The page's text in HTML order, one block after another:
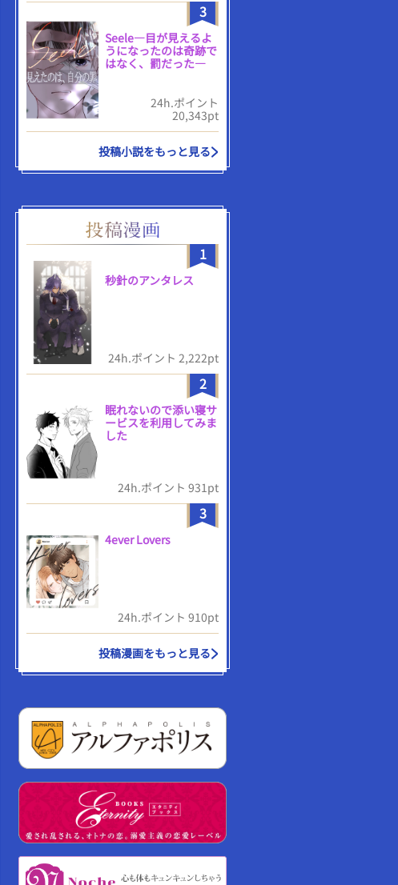
3
Seele―目が見えるよ
うになったのは奇跡で
はなく、罰だった―
24h.ポイント
20,343pt
投稿小説をもっと見る
1
秒針のアンタレス
24h.ポイント 2,222pt
2
眠れないので添い寝サ
ービスを利用してみま
した
24h.ポイント 931pt
3
4ever Lovers
24h.ポイント 910pt
投稿漫画をもっと見る